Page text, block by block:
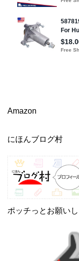
Amazon
にほんブログ村
ポッチっとお願い